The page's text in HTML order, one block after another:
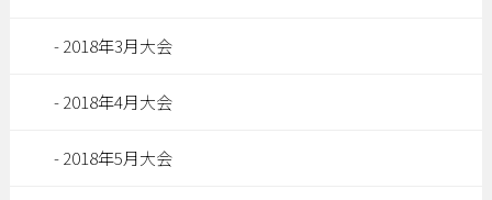
2018年3月大会
2018年4月大会
2018年5月大会